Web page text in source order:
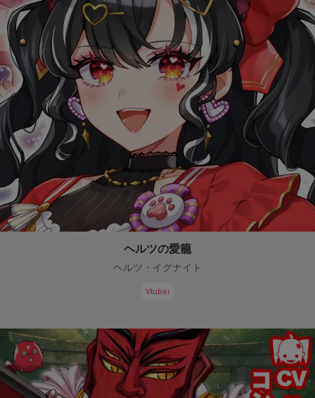
ヘルツの愛籠
ヘルツ・イグナイト
Vtuber